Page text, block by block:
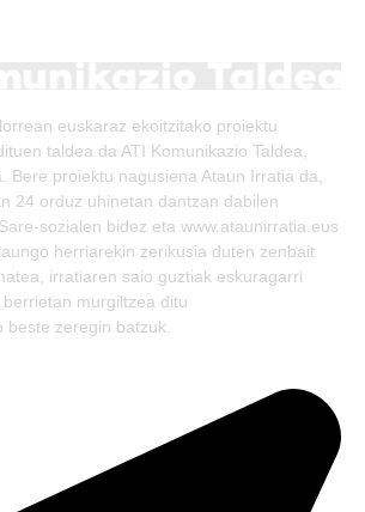
euskaraz ekoitzitako proiektu
taldea da ATI Komunikazio Taldea,
Bere proiektu nagusiena Ataun Irratia da,
24 orduz uhinetan dantzan dabilen
sozialen bidez eta www.ataunirratia.eus
herriarekin zerikusia duten zenbait
irratiaren saio guztiak eskuragarri
murgiltzea ditu
beste zeregin batzuk.